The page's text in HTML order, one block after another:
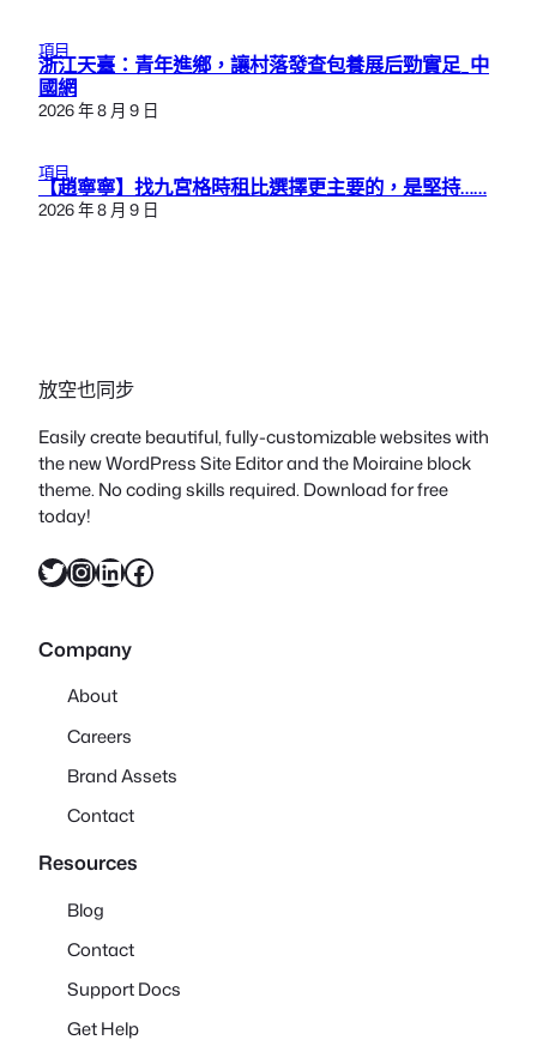
項目
浙江天臺：青年進鄉，讓村落發查包養展后勁實足_中
國網
2026 年 8 月 9 日
項目
【趙寧寧】找九宮格時租比選擇更主要的，是堅持……
2026 年 8 月 9 日
放空也同步
Easily create beautiful, fully-customizable websites with
the new WordPress Site Editor and the Moiraine block
theme. No coding skills required. Download for free
today!
X InstagramLinkedIn Facebook
Company
About
Careers
Brand Assets
Contact
Resources
Blog
Contact
Support Docs
Get Help